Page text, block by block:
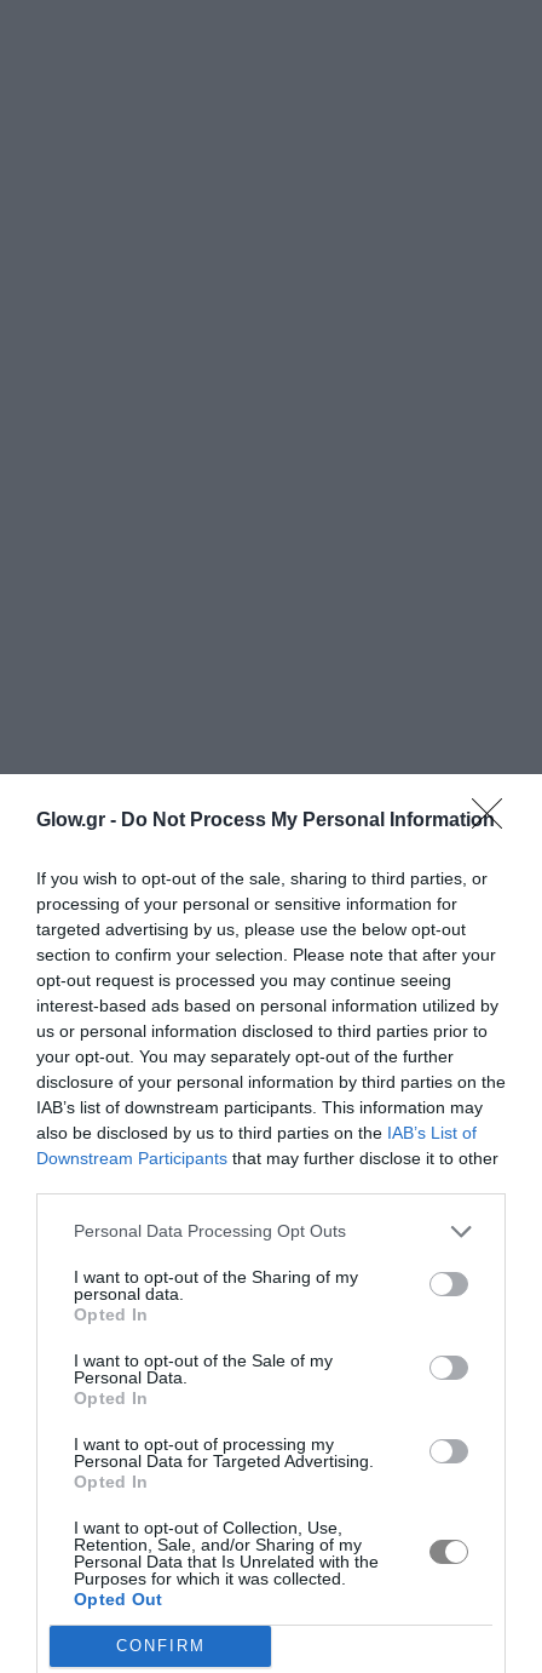
Glow.gr - Do Not Process My Personal Information
If you wish to opt-out of the sale, sharing to third parties, or
processing of your personal or sensitive information for
targeted advertising by us, please use the below opt-out
section to confirm your selection. Please note that after your
opt-out request is processed you may continue seeing
interest-based ads based on personal information utilized by
us or personal information disclosed to third parties prior to
your opt-out. You may separately opt-out of the further
disclosure of your personal information by third parties on the
IAB’s list of downstream participants. This information may
also be disclosed by us to third parties on the IAB’s List of
Downstream Participants that may further disclose it to other
Personal Data Processing Opt Outs
I want to opt-out of the Sharing of my
personal data.
Opted In
I want to opt-out of the Sale of my
Personal Data.
Opted In
I want to opt-out of processing my
Personal Data for Targeted Advertising.
Opted In
I want to opt-out of Collection, Use,
Retention, Sale, and/or Sharing of my
Personal Data that Is Unrelated with the
Purposes for which it was collected.
Opted Out
CONFIRM